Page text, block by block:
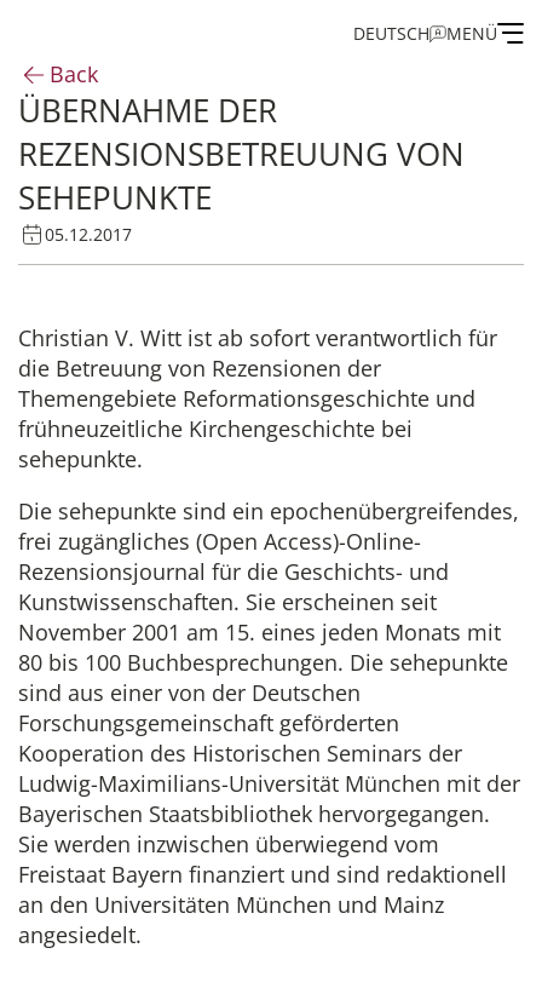
DEUTSCH MENÜ
Institute
Administration
Research
Fellowship and Guest Programme
Publications of the IEG
Back
ÜBERNAHME DER
REZENSIONSBETREUUNG VON
SEHEPUNKTE
05.12.2017
Christian V. Witt ist ab sofort verantwortlich für
die Betreuung von Rezensionen der
Themengebiete Reformationsgeschichte und
frühneuzeitliche Kirchengeschichte bei
sehepunkte.
Die sehepunkte sind ein epochenübergreifendes,
frei zugängliches (Open Access)-Online-
Rezensionsjournal für die Geschichts- und
Kunstwissenschaften. Sie erscheinen seit
November 2001 am 15. eines jeden Monats mit
80 bis 100 Buchbesprechungen. Die sehepunkte
sind aus einer von der Deutschen
Forschungsgemeinschaft geförderten
Kooperation des Historischen Seminars der
Ludwig-Maximilians-Universität München mit der
Bayerischen Staatsbibliothek hervorgegangen.
Sie werden inzwischen überwiegend vom
Freistaat Bayern finanziert und sind redaktionell
an den Universitäten München und Mainz
angesiedelt.